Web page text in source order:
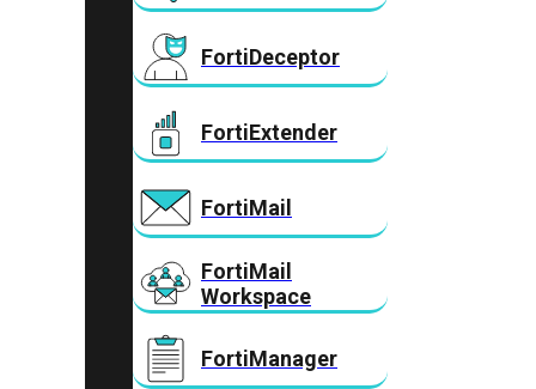
FortiDeceptor
FortiExtender
FortiMail
FortiMail
Workspace
FortiManager